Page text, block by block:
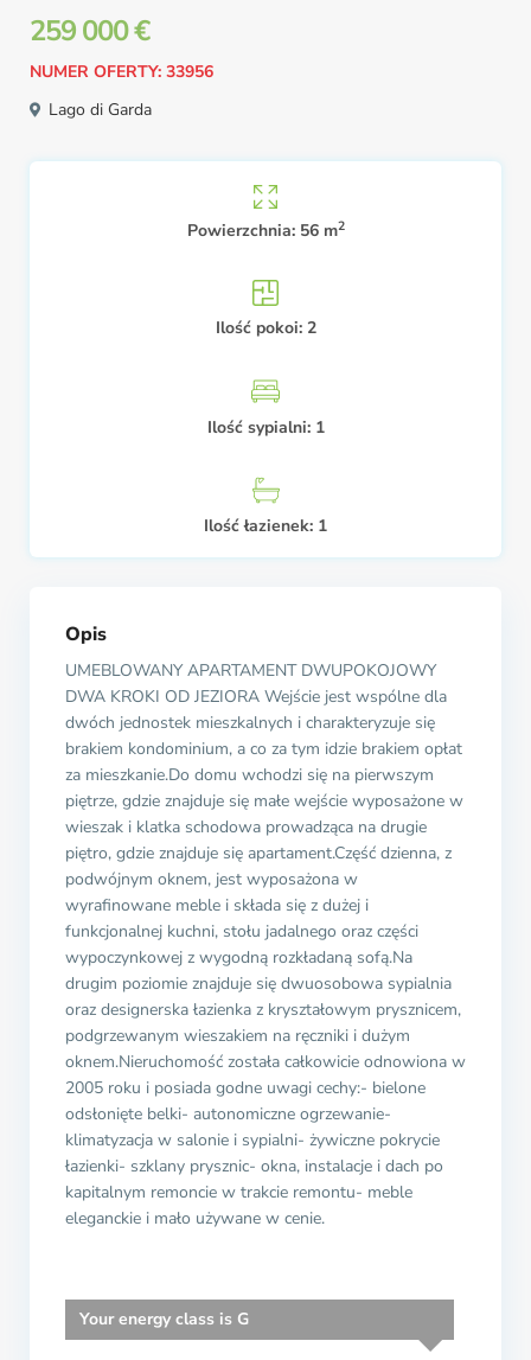
259 000 €
NUMER OFERTY: 33956
Lago di Garda
Powierzchnia: 56 m2
Ilość pokoi: 2
Ilość sypialni: 1
Ilość łazienek: 1
Opis
UMEBLOWANY APARTAMENT DWUPOKOJOWY
DWA KROKI OD JEZIORA Wejście jest wspólne dla
dwóch jednostek mieszkalnych i charakteryzuje się
brakiem kondominium, a co za tym idzie brakiem opłat
za mieszkanie.Do domu wchodzi się na pierwszym
piętrze, gdzie znajduje się małe wejście wyposażone w
wieszak i klatka schodowa prowadząca na drugie
piętro, gdzie znajduje się apartament.Część dzienna, z
podwójnym oknem, jest wyposażona w
wyrafinowane meble i składa się z dużej i
funkcjonalnej kuchni, stołu jadalnego oraz części
wypoczynkowej z wygodną rozkładaną sofą.Na
drugim poziomie znajduje się dwuosobowa sypialnia
oraz designerska łazienka z kryształowym prysznicem,
podgrzewanym wieszakiem na ręczniki i dużym
oknem.Nieruchomość została całkowicie odnowiona w
2005 roku i posiada godne uwagi cechy:- bielone
odsłonięte belki- autonomiczne ogrzewanie-
klimatyzacja w salonie i sypialni- żywiczne pokrycie
łazienki- szklany prysznic- okna, instalacje i dach po
kapitalnym remoncie w trakcie remontu- meble
eleganckie i mało używane w cenie.
Your energy class is G